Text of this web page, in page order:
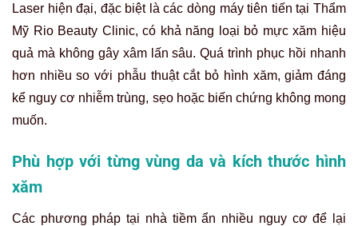
Laser hiện đại, đặc biệt là các dòng máy tiên tiến tại Thẩm
Mỹ Rio Beauty Clinic, có khả năng loại bỏ mực xăm hiệu
quả mà không gây xâm lấn sâu. Quá trình phục hồi nhanh
hơn nhiều so với phẫu thuật cắt bỏ hình xăm, giảm đáng
kể nguy cơ nhiễm trùng, sẹo hoặc biến chứng không mong
muốn.
Phù hợp với từng vùng da và kích thước hình
xăm
Các phương pháp tại nhà tiềm ẩn nhiều nguy cơ để lại